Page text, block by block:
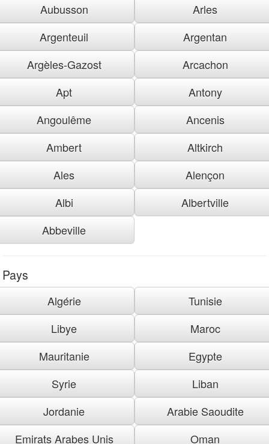
Aubusson
Arles
Argenteuil
Argentan
Argèles-Gazost
Arcachon
Apt
Antony
Angoulême
Ancenis
Ambert
Altkirch
Ales
Alençon
Albi
Albertville
Abbeville
Pays
Algérie
Tunisie
Libye
Maroc
Mauritanie
Egypte
Syrie
Liban
Jordanie
Arabie Saoudite
Emirats Arabes Unis
Oman